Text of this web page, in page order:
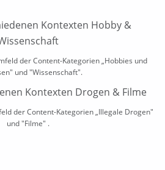
der Content-Kategorien „Hobbies und
und "Wissenschaft".
der Content-Kategorien „Illegale Drogen"
und "Filme" .